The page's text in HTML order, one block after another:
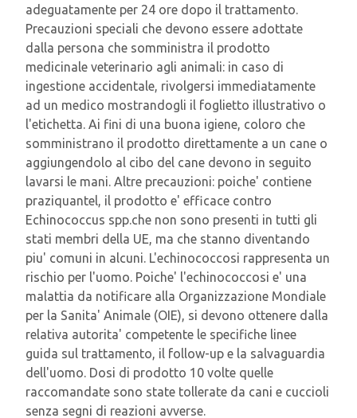
adeguatamente per 24 ore dopo il trattamento.
Precauzioni speciali che devono essere adottate
dalla persona che somministra il prodotto
medicinale veterinario agli animali: in caso di
ingestione accidentale, rivolgersi immediatamente
ad un medico mostrandogli il foglietto illustrativo o
l'etichetta. Ai fini di una buona igiene, coloro che
somministrano il prodotto direttamente a un cane o
aggiungendolo al cibo del cane devono in seguito
lavarsi le mani. Altre precauzioni: poiche' contiene
praziquantel, il prodotto e' efficace contro
Echinococcus spp.che non sono presenti in tutti gli
stati membri della UE, ma che stanno diventando
piu' comuni in alcuni. L'echinococcosi rappresenta un
rischio per l'uomo. Poiche' l'echinococcosi e' una
malattia da notificare alla Organizzazione Mondiale
per la Sanita' Animale (OIE), si devono ottenere dalla
relativa autorita' competente le specifiche linee
guida sul trattamento, il follow-up e la salvaguardia
dell'uomo. Dosi di prodotto 10 volte quelle
raccomandate sono state tollerate da cani e cuccioli
senza segni di reazioni avverse.